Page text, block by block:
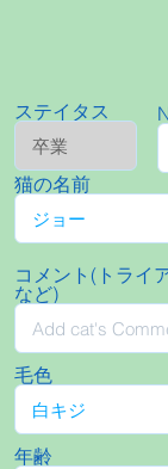
ステイタス
猫の名前
コメント(トライ
など)
毛色
年齢